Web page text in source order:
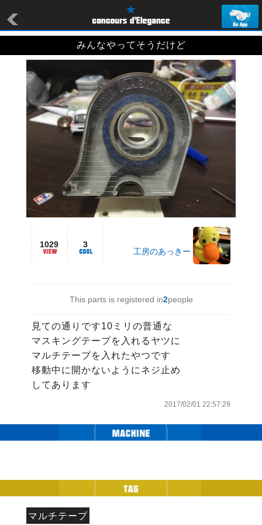
みんなやってそうだけど
1029 3
工房のあっきー
This parts is registered in2people
見ての通りです10ミリの普通な
マスキングテープを入れるヤツに
マルチテープを入れたやつです
移動中に開かないようにネジ止め
してあります
2017/02/01 22:57:29
マルチテープ